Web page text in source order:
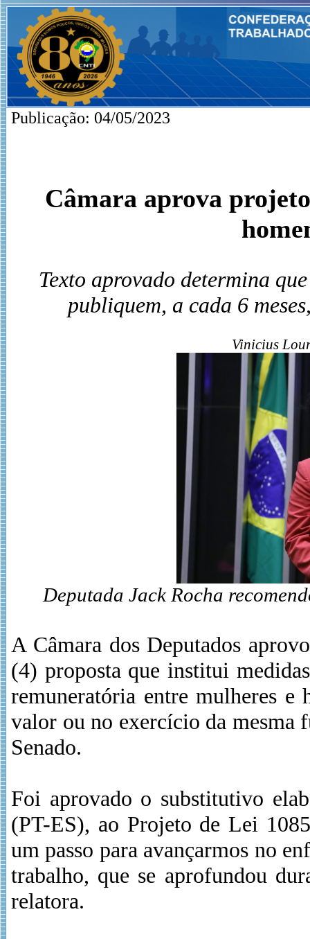
Publicação: 04/05/2023
Câmara aprova
Texto aprovado determina
publiquem, a cada 6
Vinicius
Deputada Jack Rocha
A Câmara dos Deputados
(4) proposta que institui
remuneratória entre mulheres e
valor ou no exercício da mesma
Senado.
Foi aprovado o substitutivo
(PT-ES), ao Projeto de Lei
um passo para avançarmos no
trabalho, que se aprofundou
relatora.